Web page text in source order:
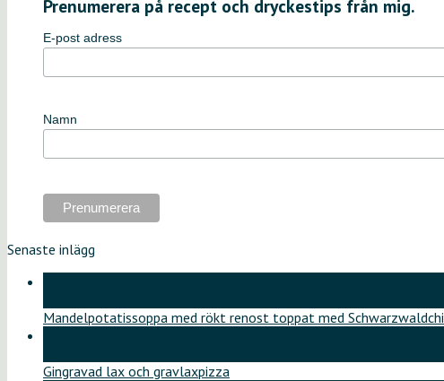
Prenumerera på recept och dryckestips från mig.
E-post adress
Namn
Senaste inlägg
Mandelpotatissoppa med rökt renost toppat med
Gingravad lax och gravlaxpizza